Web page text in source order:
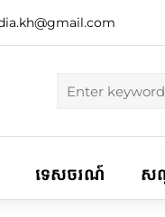
ទេសចរណ៍ សណ្